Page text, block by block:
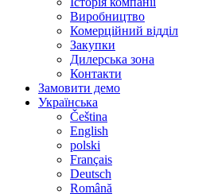
Виробництво
Комерційний відділ
Закупки
Дилерська зона
Контакти
Замовити демо
Українська
Čeština
English
polski
Français
Deutsch
Română